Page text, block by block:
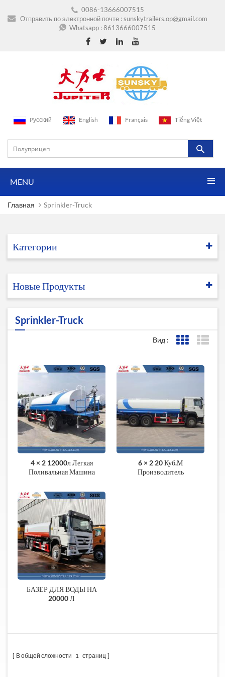
0086-13666007515
Отправить по электронной почте :sunskytrailers.op@gmail.com
Whatsapp :8613666007515
Pусский English Français Tiếng Việt
MENU
Главная Sprinkler-Truck
Категории
Новые Продукты
Sprinkler-Truck
Вид :
4 × 2 12000л Легкая
Поливальная Машина
6 × 2 20 Куб.м
Производитель
БАЗЕР ДЛЯ ВОДЫ НА
20000 Л
В общей сложности 1 страниц